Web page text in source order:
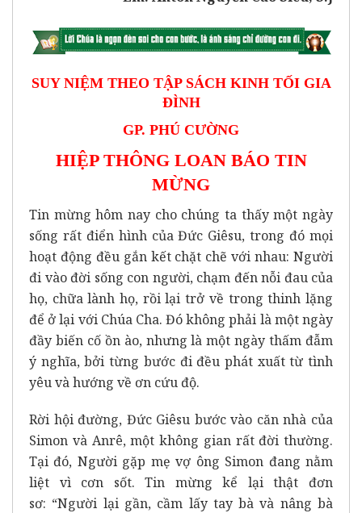
SUY NIỆM THEO TẬP SÁCH KINH TỐI GIA
ĐÌNH
GP. PHÚ CƯỜNG
HIỆP THÔNG LOAN BÁO TIN
MỪNG
Tin mừng hôm nay cho chúng ta thấy một ngày
sống rất điển hình của Đức Giêsu, trong đó mọi
hoạt động đều gắn kết chặt chẽ với nhau: Người
đi vào đời sống con người, chạm đến nỗi đau của
họ, chữa lành họ, rồi lại trở về trong thinh lặng
để ở lại với Chúa Cha. Đó không phải là một ngày
đầy biến cố ồn ào, nhưng là một ngày thấm đẫm
ý nghĩa, bởi từng bước đi đều phát xuất từ tình
yêu và hướng về ơn cứu độ.
Rời hội đường, Đức Giêsu bước vào căn nhà của
Simon và Anrê, một không gian rất đời thường.
Tại đó, Người gặp mẹ vợ ông Simon đang nằm
liệt vì cơn sốt. Tin mừng kể lại thật đơn
sơ: “Người lại gần, cầm lấy tay bà và nâng bà